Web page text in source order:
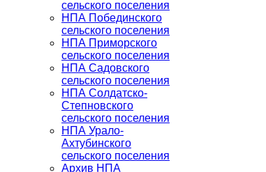
сельского поселения
НПА Побединского
сельского поселения
НПА Приморского
сельского поселения
НПА Садовского
сельского поселения
НПА Солдатско-
Степновского
сельского поселения
НПА Урало-
Ахтубинского
сельского поселения
Архив НПА